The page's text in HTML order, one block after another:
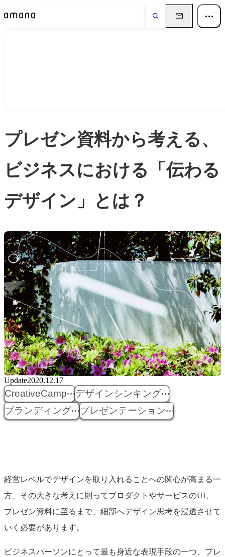
プレゼン資料から考える、
ビジネスにおける「伝わる
デザイン」とは？
Update2020.12.17
CreativeCamp
デザインシンキング
ブランディング
プレゼンテーション
経営レベルでデザインを取り入れることへの関心が高まる一
方、その大きな考えに則ってプロダクトやサービスのUI、
プレゼン資料に至るまで、細部へデザイン思考を浸透させて
いく必要があります。
ビジネスパーソンにとって最も身近な表現手段の一つ、プレ